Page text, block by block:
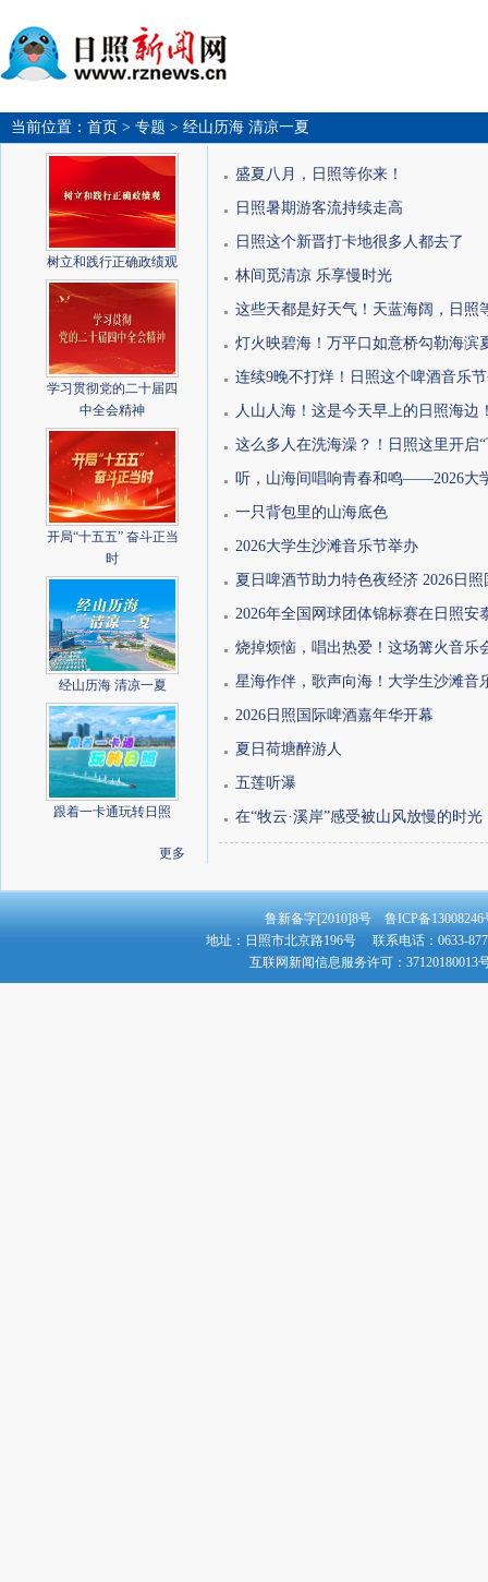
当前位置： 首页 > 专题 > 经山历海 清凉一夏
树立和践行正确政绩观
学习贯彻党的二十届四
中全会精神
开局“十五五” 奋斗正当
时
经山历海 清凉一夏
跟着一卡通玩转日照
更多
盛夏八月，日照等你来！
日照暑期游客流持续走高
日照这个新晋打卡地很多人都去了
林间觅清凉 乐享慢时光
这些天都是好天气！天蓝海阔，日照
灯火映碧海！万平口如意桥勾勒海滨
连续9晚不打烊！日照这个啤酒音乐
人山人海！这是今天早上的日照海边
这么多人在洗海澡？！日照这里开启
听，山海间唱响青春和鸣——2026大
一只背包里的山海底色
2026大学生沙滩音乐节举办
夏日啤酒节助力特色夜经济 2026日
2026年全国网球团体锦标赛在日照安
烧掉烦恼，唱出热爱！这场篝火音乐
星海作伴，歌声向海！大学生沙滩音
2026日照国际啤酒嘉年华开幕
夏日荷塘醉游人
五莲听瀑
在“牧云·溪岸”感受被山风放慢的时光
鲁新备字[2010]8号 鲁ICP备
地址：日照市北京路196号 联系电话：0633-
互联网新闻信息服务许可：